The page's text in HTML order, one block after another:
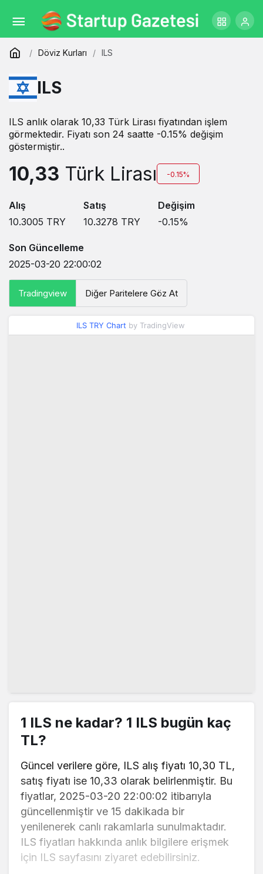
Döviz Kurları ILS
ILS
ILS anlık olarak 10,33 Türk Lirası fiyatından işlem
görmektedir. Fiyatı son 24 saatte -0.15% değişim
göstermiştir..
10,33 Türk Lirası -0.15%
Alış
10.3005 TRY
Satış
10.3278 TRY
Değişim
-0.15%
Son Güncelleme
2025-03-20 22:00:02
Tradingview Diğer Paritelere Göz At
ILS TRY Chart by TradingView
1 ILS ne kadar? 1 ILS bugün kaç
TL?
Güncel verilere göre, ILS alış fiyatı 10,30 TL,
satış fiyatı ise 10,33 olarak belirlenmiştir. Bu
fiyatlar, 2025-03-20 22:00:02 itibarıyla
güncellenmiştir ve 15 dakikada bir
yenilenerek canlı rakamlarla sunulmaktadır.
ILS fiyatları hakkında anlık bilgilere erişmek
için ILS sayfasını ziyaret edebilirsiniz.